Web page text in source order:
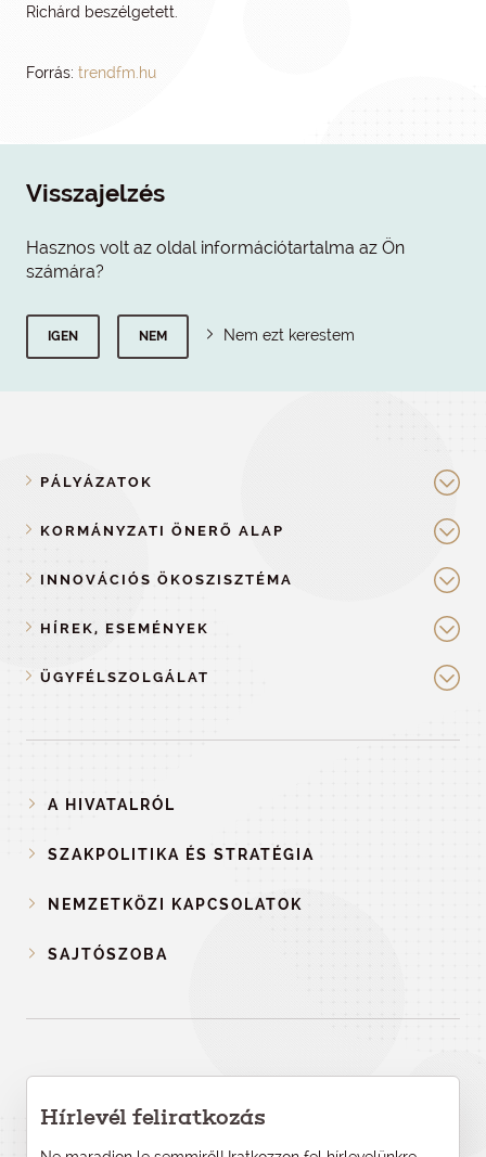
Richárd beszélgetett.
Forrás: trendfm.hu
Visszajelzés
Hasznos volt az oldal információtartalma az Ön
számára?
IGEN NEM Nem ezt kerestem
PÁLYÁZATOK
KORMÁNYZATI ÖNERŐ ALAP
INNOVÁCIÓS ÖKOSZISZTÉMA
HÍREK, ESEMÉNYEK
ÜGYFÉLSZOLGÁLAT
A HIVATALRÓL
SZAKPOLITIKA ÉS STRATÉGIA
NEMZETKÖZI KAPCSOLATOK
SAJTÓSZOBA
Hírlevél feliratkozás